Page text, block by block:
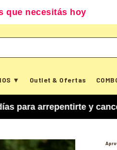
que necesitás hoy
▼ Outlet & Ofertas
y cancelar